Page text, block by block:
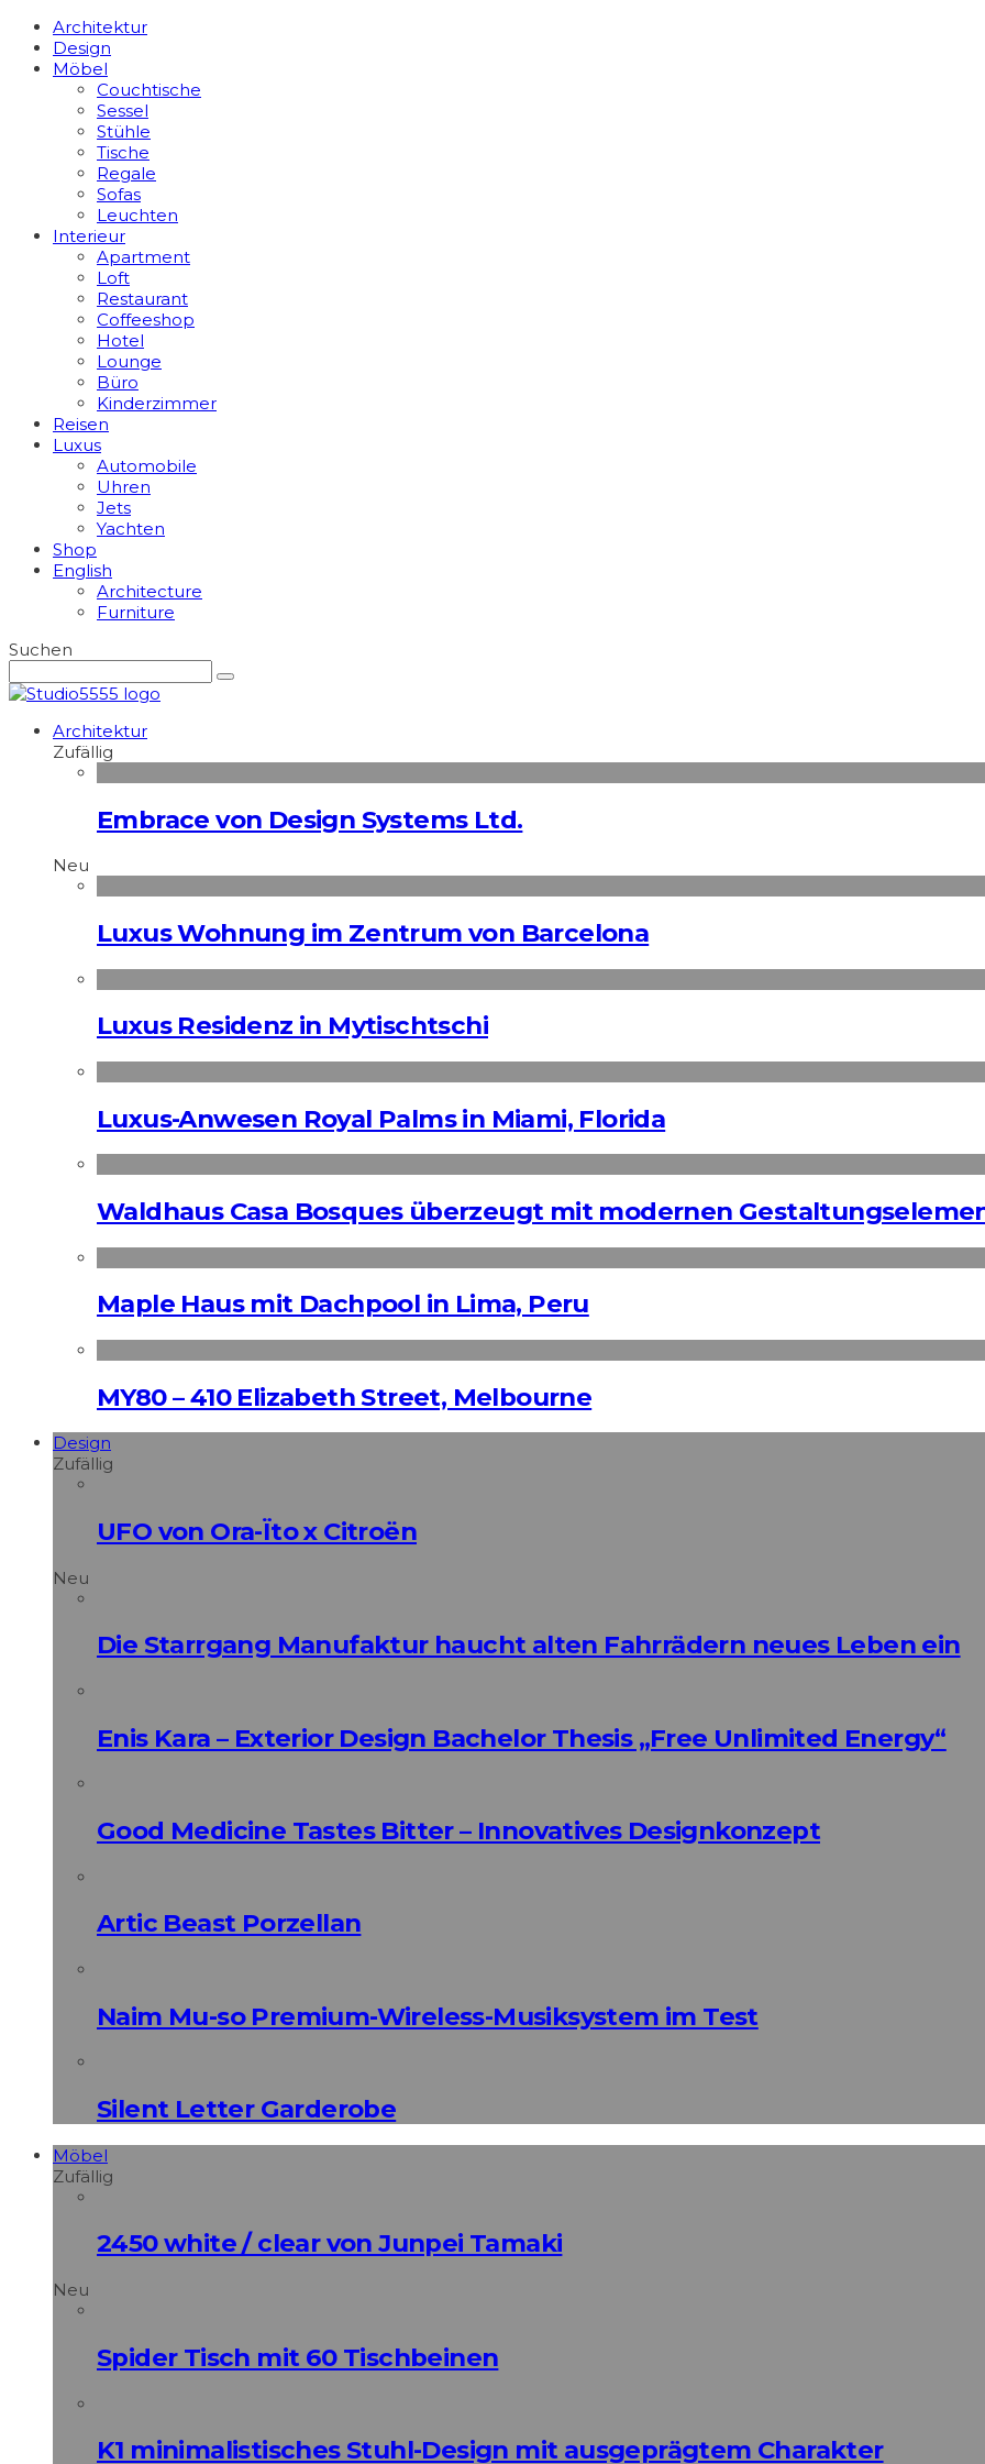
Architektur
Design
Möbel
Couchtische
Sessel
Stühle
Tische
Regale
Sofas
Leuchten
Interieur
Apart­ment
Loft
Restaurant
Coffeeshop
Hotel
Lounge
Büro
Kinderzimmer
Reisen
Luxus
Automobile
Uhren
Jets
Yachten
Shop
English
Architecture
Furniture
Suchen
Architektur
Zufällig
Embrace von Design Systems Ltd.
Neu
Luxus Wohnung im Zentrum von Barcelona
Luxus Residenz in Mytischtschi
Luxus-Anwesen Royal Palms in Miami, Florida
Waldhaus Casa Bosques überzeugt mit modernen
Maple Haus mit Dachpool in Lima, Peru
MY80 – 410 Elizabeth Street, Melbourne
Design
Zufällig
UFO von Ora-Ïto x Citroën
Neu
Die Starrgang Manufaktur haucht alten Fahrrädern neues Leben ein
Enis Kara – Exterior Design Bachelor Thesis „Free Unlimited Energy“
Good Medicine Tastes Bitter – Innovatives Designkonzept
Artic Beast Porzellan
Naim Mu-so Premium-Wireless-Musiksystem im Test
Silent Letter Garderobe
Möbel
Zufällig
2450 white / clear von Junpei Tamaki
Neu
Spider Tisch mit 60 Tischbeinen
K1 minimalistisches Stuhl-Design mit ausgeprägtem Charakter